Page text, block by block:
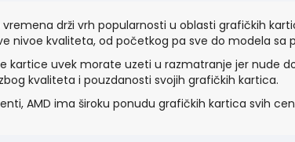
vremena drži vrh popularnosti u oblasti grafičkih
nivoe kvaliteta, od početkog pa sve do modela
kartice uvek morate uzeti u razmatranje jer nude
kvaliteta i pouzdanosti svojih grafičkih kartica.
AMD ima široku ponudu grafičkih kartica svih